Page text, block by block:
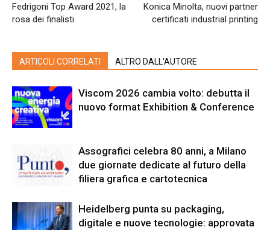
Fedrigoni Top Award 2021, la
rosa dei finalisti
Konica Minolta, nuovi partner
certificati industrial printing
ARTICOLI CORRELATI ALTRO DALL'AUTORE
Viscom 2026 cambia volto: debutta il
nuovo format Exhibition & Conference
Assografici celebra 80 anni, a Milano
due giornate dedicate al futuro della
filiera grafica e cartotecnica
Heidelberg punta su packaging,
digitale e nuove tecnologie: approvata